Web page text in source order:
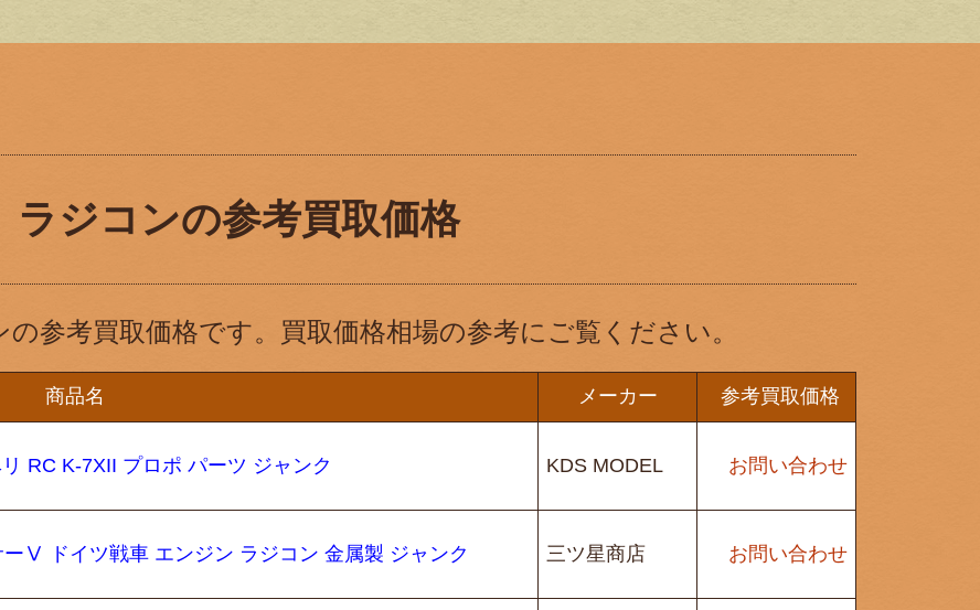
ラジコンの参考買取価格
参考買取価格です。買取価格相場の参考にご覧ください。
商品名 メーカー 参考買取価格
RC K-7XII プロポ パーツ ジャンク KDS MODEL お問い合わせ
Ⅴ ドイツ戦車 エンジン ラジコン 金属製 ジャンク 三ツ星商店 お問い合わせ